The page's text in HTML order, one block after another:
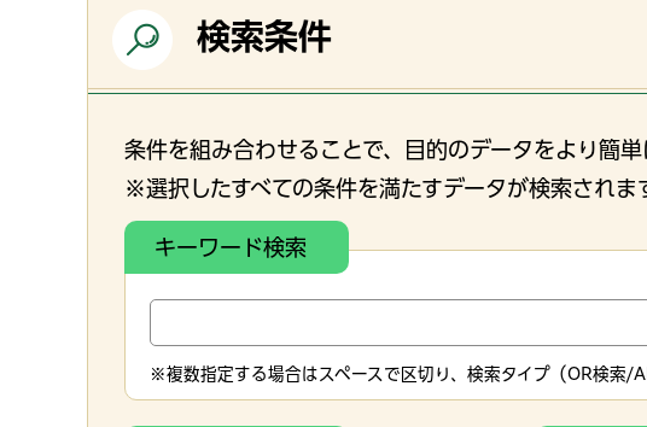
検索条件
条件を組み合わせることで、目的のデータをより簡単
※選択したすべての条件を満たすデータが検索されま
キーワード検索
※複数指定する場合はスペースで区切り、検索タイプ（OR検索/